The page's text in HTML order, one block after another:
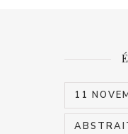
11